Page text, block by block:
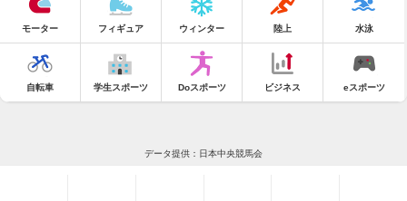
モーター フィギュア ウィンター 陸上 水泳
自転車 学生スポーツ Doスポーツ ビジネス eスポーツ
データ提供：日本中央競馬会